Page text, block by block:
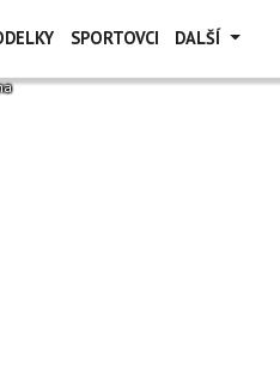
SPORTOVCI DALŠÍ